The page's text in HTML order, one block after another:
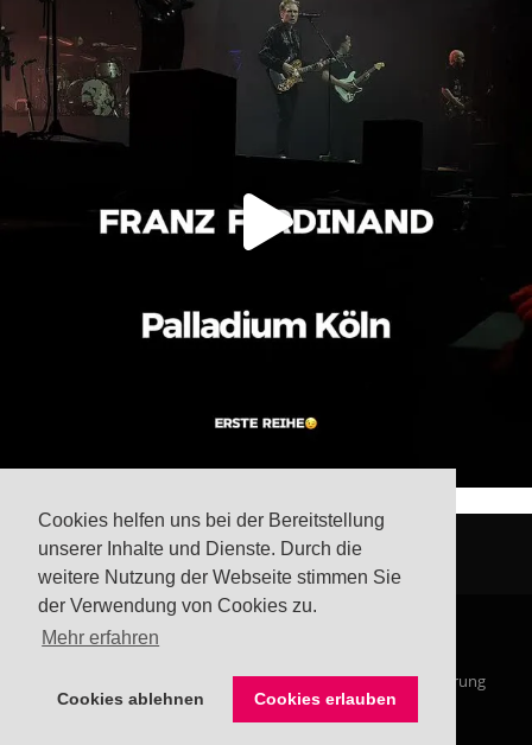
Cookies helfen uns bei der Bereitstellung
unserer Inhalte und Dienste. Durch die
weitere Nutzung der Webseite stimmen Sie
der Verwendung von Cookies zu.
Mehr erfahren
Cookies ablehnen Cookies erlauben
Impressum Datenschutzerklärung